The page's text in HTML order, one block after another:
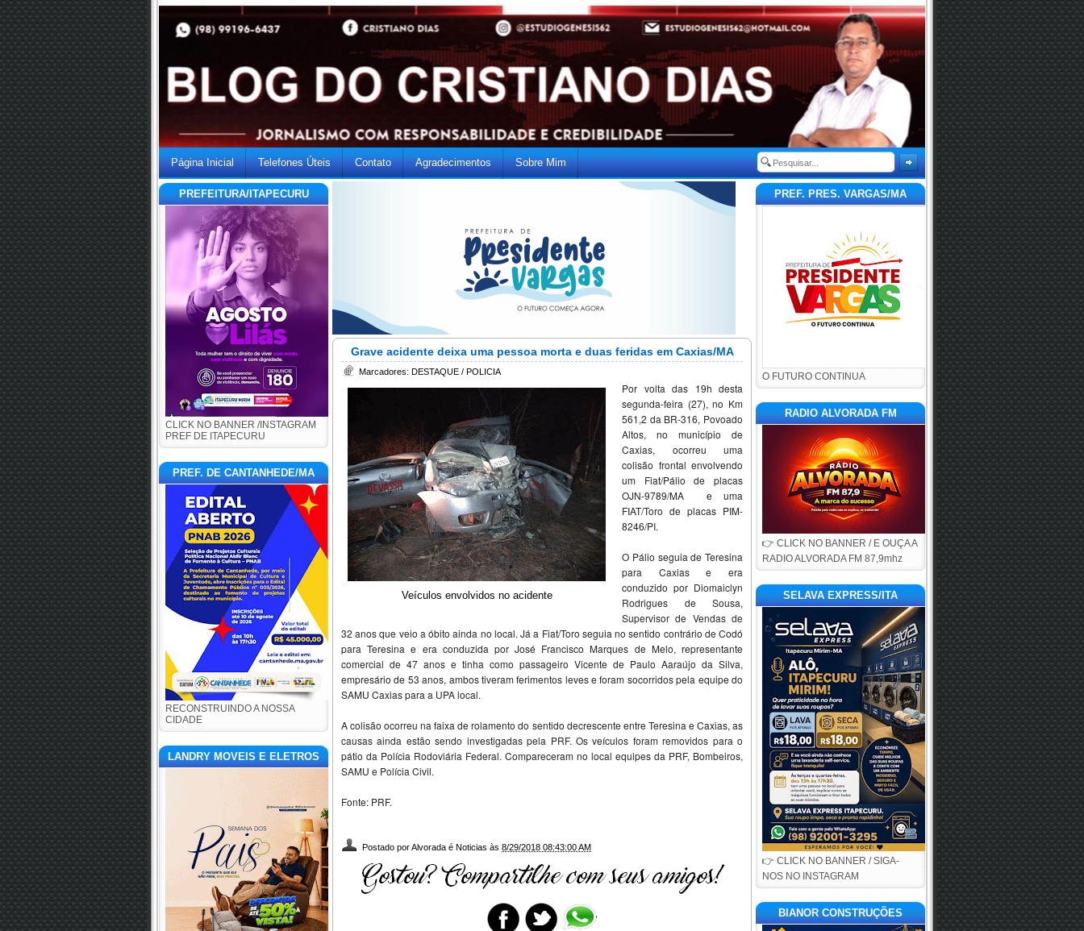
Página Inicial Telefones Úteis Contato Agradecimentos Sobre Mim
PREFEITURA/ITAPECURU
CLICK NO BANNER /INSTAGRAM
PREF DE ITAPECURU
PREF. DE CANTANHEDE/MA
RECONSTRUINDO A NOSSA
CIDADE
LANDRY MOVEIS E ELETROS
Grave acidente deixa uma pessoa morta e duas feridas em Caxias/MA
Marcadores: DESTAQUE / POLICIA
Veículos envolvidos no acidente
Por volta das 19h desta
segunda-feira (27), no Km
561,2 da BR-316, Povoado
Altos, no município de
Caxias, ocorreu uma
colisão frontal envolvendo
um Fiat/Pálio de placas
OJN-9789/MA e uma
FIAT/Toro de placas PIM-
8246/PI.
O Pálio seguia de Teresina
para Caxias e era
conduzido por Diomaiclyn
Rodrigues de Sousa,
Supervisor de Vendas de
32 anos que veio a óbito ainda no local. Já a Fiat/Toro seguia no sentido contrário de Codó
para Teresina e era conduzida por José Francisco Marques de Melo, representante
comercial de 47 anos e tinha como passageiro Vicente de Paulo Aaraújo da Silva,
empresário de 53 anos, ambos tiveram ferimentos leves e foram socorridos pela equipe do
SAMU Caxias para a UPA local.
A colisão ocorreu na faixa de rolamento do sentido decrescente entre Teresina e Caxias, as
causas ainda estão sendo investigadas pela PRF. Os veículos foram removidos para o
pátio da Polícia Rodoviária Federal. Compareceram no local equipes da PRF, Bombeiros,
SAMU e Polícia Civil.
Fonte: PRF.
Postado porAlvorada é Noticias às 8/29/2018 08:43:00 AM
PREF. PRES. VARGAS/MA
O FUTURO CONTINUA
RADIO ALVORADA FM
👉 CLICK NO BANNER / E OUÇA A
RADIO ALVORADA FM 87,9mhz
SELAVA EXPRESS/ITA
👉 CLICK NO BANNER / SIGA-
NOS NO INSTAGRAM
BIANOR CONSTRUÇÕES